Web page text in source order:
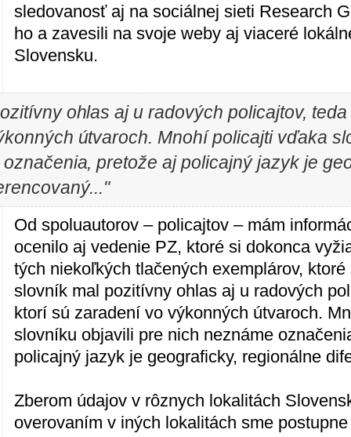
sledovanosť aj na sociálnej sieti Research
ho a zavesili na svoje weby aj viaceré
Slovensku.
ohlas aj u radových policajtov,
útvaroch. Mnohí policajti vďaka
pretože aj policajný jazyk je
Od spoluautorov – policajtov – mám
ocenilo aj vedenie PZ, ktoré si dokonca
tých niekoľkých tlačených exemplárov,
slovník mal pozitívny ohlas aj u radových
ktorí sú zaradení vo výkonných útvaroch.
slovníku objavili pre nich neznáme
policajný jazyk je geograficky, regionálne
Zberom údajov v rôznych lokalitách
overovaním v iných lokalitách sme